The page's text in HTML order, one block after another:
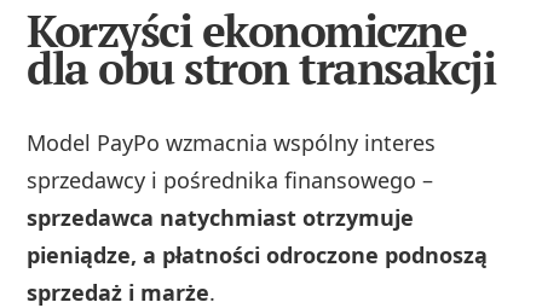
Korzyści ekonomiczne
dla obu stron transakcji
Model PayPo wzmacnia wspólny interes
sprzedawcy i pośrednika finansowego –
sprzedawca natychmiast otrzymuje
pieniądze, a płatności odroczone podnoszą
sprzedaż i marże.